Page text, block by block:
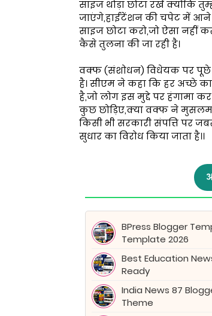
साइज थोड़ा छोटा रखें क्योंकि
जाएंगे,हाईटेंशन की चपेट में आने से
साइज छोटा करो,जो ऐसा नहीं
कैसे तुलना की जा रही है।
वक्फ (संशोधन) विधेयक पर पूछे
है। सीएम ने कहा कि हर अच्छे
है,जो लोग इस मुद्दे पर हंगामा
कुछ छोड़िए,क्या वक्फ ने
किसी भी सरकारी संपत्ति पर
सुधार का विरोध किया जाता है।।
BPress Blogger
Template 2026
Best Education
Ready
India News 87
Theme